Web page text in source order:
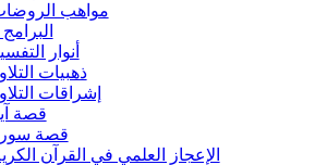
مواهب
أنوار
ذهبيات
إشراقات
قصة
قصة
الإعجاز العلمي في القرآن